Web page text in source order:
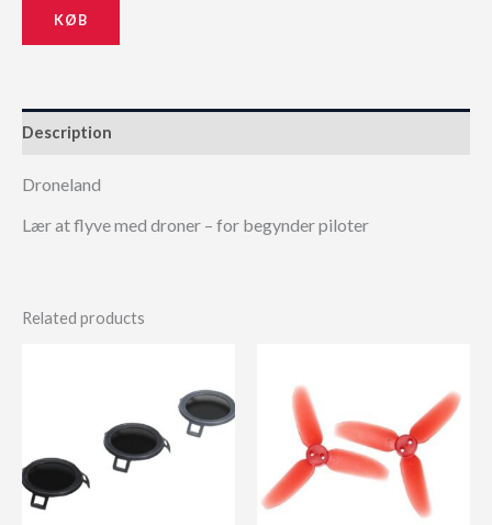
KØB
Description
Droneland
Lær at flyve med droner – for begynder piloter
Related products